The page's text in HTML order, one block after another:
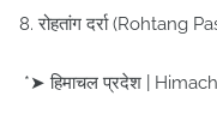
8. रोहतांग दर्रा (Rohtang
*➤ हिमाचल प्रदेश |